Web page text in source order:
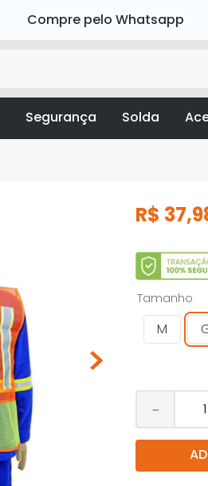
Compre pelo Whatsapp
Segurança Solda
R$ 37,
Tamanho
M
－